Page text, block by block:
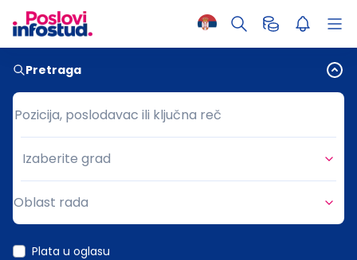
Pretraga
Pozicija, poslodavac ili ključna reč
Pozicija, poslodavac ili ključna reč
Grad
Izaberite grad
Oblast rada
Plata u oglasu